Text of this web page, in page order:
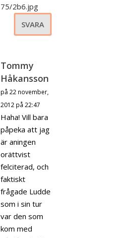
75/2b6.jpg
SVARA
Tommy
Håkansson
på 22 november,
2012 på 22:47
Haha! Vill bara
påpeka att jag
är aningen
orättvist
felciterad, och
faktiskt
frågade Ludde
som i sin tur
var den som
kom med